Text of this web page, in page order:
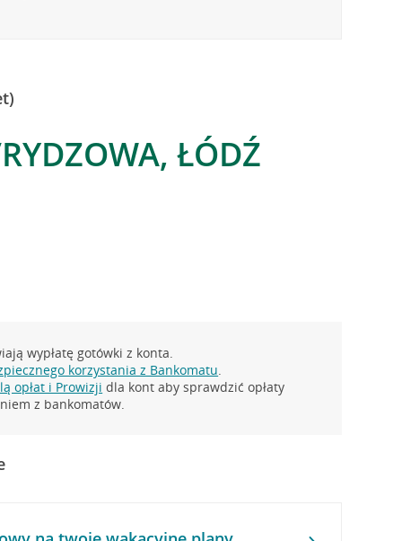
ŁÓDŹ
wypłatę gotówki z konta.
korzystania z Bankomatu.
opłat i Prowizji dla kont aby sprawdzić opłaty
z bankomatów.